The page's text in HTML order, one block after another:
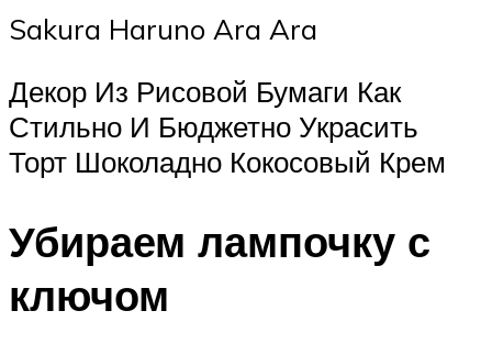
Sakura Haruno Ara Ara
Декор Из Рисовой Бумаги Как
Стильно И Бюджетно Украсить
Торт Шоколадно Кокосовый Крем
Убираем лампочку с
ключом